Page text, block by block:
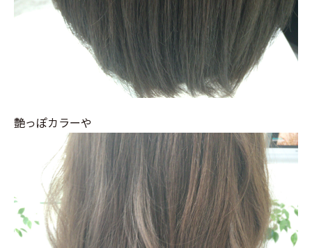
艶っぽカラーや